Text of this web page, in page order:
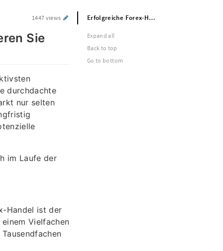
1447 views
Sie
durchdachte
nur selten
im Laufe der
Handel ist der
Vielfachen
Erfolgreiche Forex-Handelsstrategien: So minimieren Sie Risiken und maximieren Ihre Gewinne
Expand all
Back to top
Go to bottom